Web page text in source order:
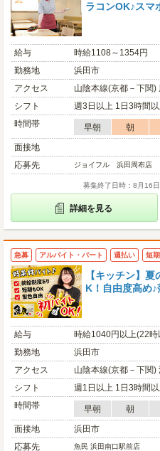
ラコンOK♪スマ
給与
時給1108～1354円
勤務地
浜田市
アクセス
山陰本線(京都－下関)
シフト
週3日以上 1日3時間
時間帯
早朝 朝
面接地
応募先
ジョイフル 浜田周布店
募集終了日時：8月16日
詳細を見る
急募 アルバイト・パート 週払い 短期
【キッチン】
K！自由度高め♪
給与
時給1040円以上(22
勤務地
浜田市
アクセス
山陰本線(京都－下関)
シフト
週1日以上 1日3時間
時間帯
早朝 朝
面接地
浜田市
応募先
魚民 浜田南口駅前店